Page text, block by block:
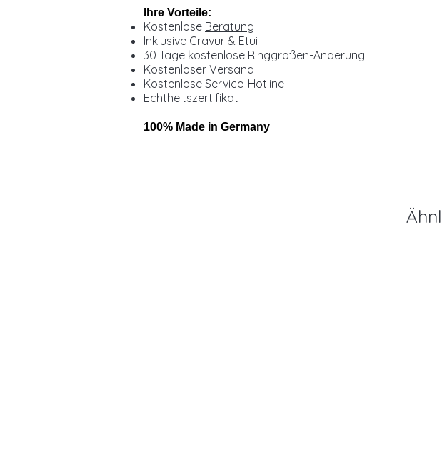
Ihre Vorteile:
Kostenlose Beratung
Inklusive Gravur & Etui
30 Tage kostenlose Ringgrößen-Änderung
Kostenloser Versand
Kostenlose Service-Hotline
Echtheitszertifikat
100% Made in Germany